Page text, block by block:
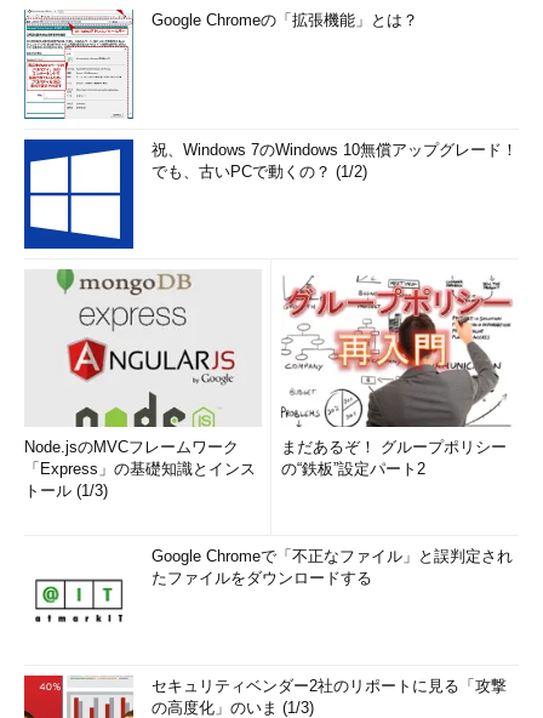
ービス／サーバレス、双方の利点と課題を整理した。
「コンプライアンスのため」よりも「より良いサービスを作
るため」のセキュリティを
国内を見渡すと、新興のWebサービス業界でこそマイクロサー
ビス／サーバレスの波が広がり始めたが、全体からすればモノリ
シックなアーキテクチャがまだ大半を占めている。その今です
ら、セキュリティ企業の調査によると、サイバー攻撃を受けてか
ら侵害に気付くまでに多くの時間を要しており、特に日本は他国
に比べ気付くのが遅いのが実情だ（
参考 ）。
Sophosによるレポート（PDF）
て日本はとても無頓着だ」（岡田氏）
Google Chromeの「拡張機能」とは？
祝、Windows 7のWindows 10無償アップグレード！
でも、古いPCで動くの？ (1/2)
Node.jsのMVCフレームワーク
「Express」の基礎知識とインス
トール (1/3)
まだあるぞ！ グループポリシー
の“鉄板”設定パート2
Google Chromeで「不正なファイル」と誤判定され
たファイルをダウンロードする
セキュリティベンダー2社のリポートに見る「攻撃
の高度化」のいま (1/3)